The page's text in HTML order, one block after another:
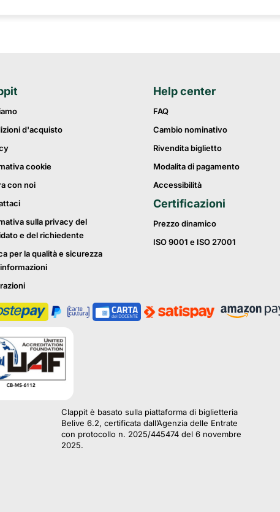
d'acquisto
cookie
con noi
sulla privacy del
e del richiedente
per la qualità e sicurezza
Help center
FAQ
Cambio nominativo
Rivendita biglietto
Modalita di pagamento
Accessibilità
Certificazioni
Prezzo dinamico
ISO 9001 e ISO 27001
Clappit è basato sulla piattaforma di biglietteria
Belive 6.2, certificata dall’Agenzia delle Entrate
con protocollo n. 2025/445474 del 6 novembre
2025.